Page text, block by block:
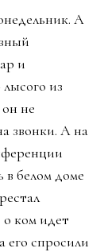
А
и
лысого из
не
звонки. А на
в белом доме
ком идет
его спросили